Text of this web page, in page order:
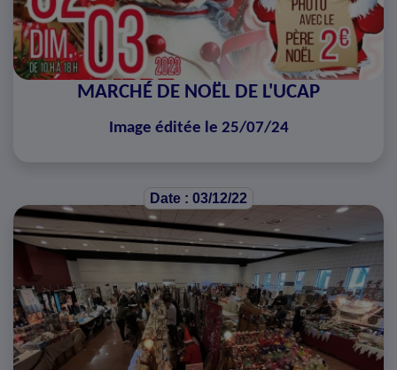
MARCHÉ DE NOËL DE L'UCAP
Image éditée le 25/07/24
Date : 03/12/22